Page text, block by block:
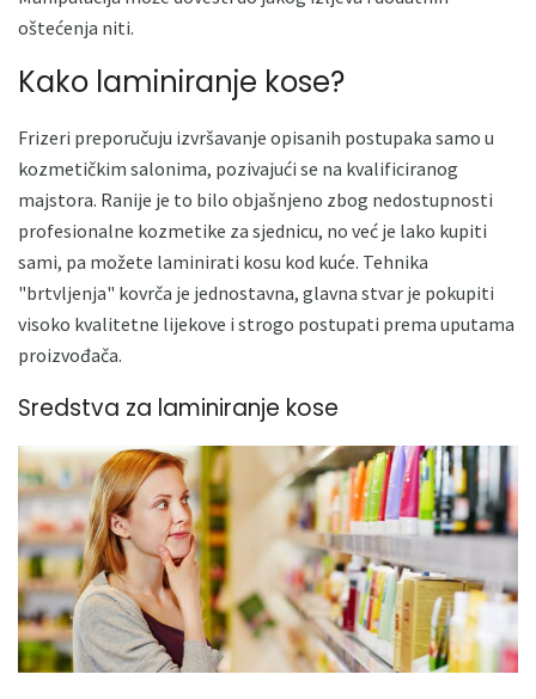
oštećenja niti.
Kako laminiranje kose?
Frizeri preporučuju izvršavanje opisanih postupaka samo u
kozmetičkim salonima, pozivajući se na kvalificiranog
majstora. Ranije je to bilo objašnjeno zbog nedostupnosti
profesionalne kozmetike za sjednicu, no već je lako kupiti
sami, pa možete laminirati kosu kod kuće. Tehnika
"brtvljenja" kovrča je jednostavna, glavna stvar je pokupiti
visoko kvalitetne lijekove i strogo postupati prema uputama
proizvođača.
Sredstva za laminiranje kose